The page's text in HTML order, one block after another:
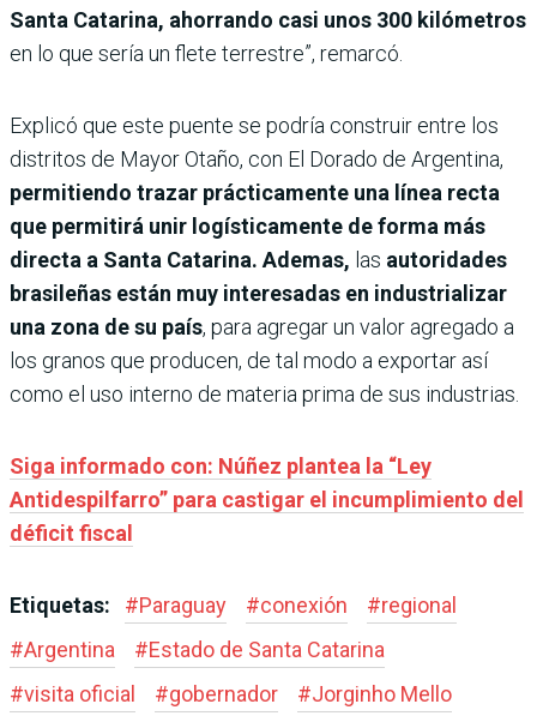
Santa Catarina, ahorrando casi unos 300 kilómetros
en lo que sería un flete terrestre”, remarcó.
Explicó que este puente se podría construir entre los
distritos de Mayor Otaño, con El Dorado de Argentina,
permitiendo trazar prácticamente una línea recta
que permitirá unir logísticamente de forma más
directa a Santa Catarina. Ademas, las autoridades
brasileñas están muy interesadas en industrializar
una zona de su país, para agregar un valor agregado a
los granos que producen, de tal modo a exportar así
como el uso interno de materia prima de sus industrias.
Siga informado con: Núñez plantea la “Ley
Antidespilfarro” para castigar el incumplimiento del
déficit fiscal
Etiquetas: #Paraguay #conexión #regional
#Argentina #Estado de Santa Catarina
#visita oficial #gobernador #Jorginho Mello